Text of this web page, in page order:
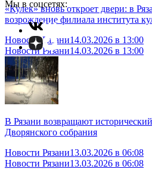
Мы в соцсетях:
«Кулек» вновь откроет двери: в
возрождение филиала института
Новости Рязани14.03.2026 в 13:00
Новости Рязани14.03.2026 в 13:00
В Рязани возвращают
Дворянского собрания
Новости Рязани13.03.2026 в 06:08
Новости Рязани13.03.2026 в 06:08